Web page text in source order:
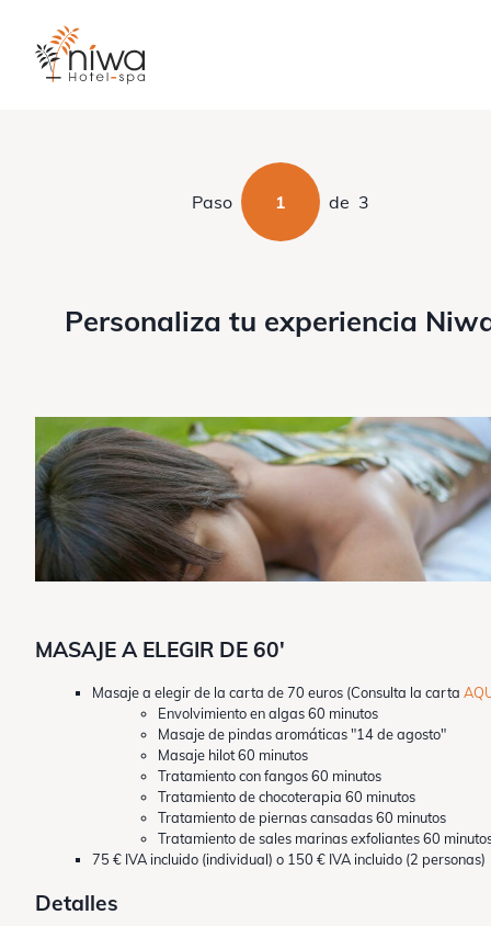
Paso 1 de 3
Personaliza tu experiencia
MASAJE A ELEGIR DE 60'
Masaje a elegir de la carta de 70 euros (Consulta la carta
Envolvimiento en algas 60 minutos
Masaje de pindas aromáticas "14 de agosto"
Masaje hilot 60 minutos
Tratamiento con fangos 60 minutos
Tratamiento de chocoterapia 60 minutos
Tratamiento de piernas cansadas 60 minutos
Tratamiento de sales marinas exfoliantes 60
75 € IVA incluido (individual) o 150 € IVA incluido (2 personas)
Detalles